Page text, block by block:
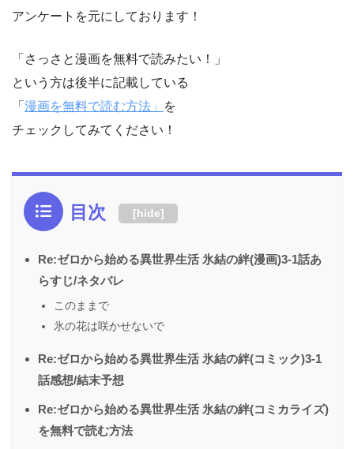
アンケートを元にしております！
「さっさと漫画を無料で読みたい！」
という方は後半に記載している
「 漫画を無料で読む方法」
を
チェックしてみてください！
目次 [hide]
Re:ゼロから始める異世界生活 氷結の絆(漫画)3-1話あ
らすじ/ネタバレ
このままで
氷の花は咲かせないで
Re:ゼロから始める異世界生活 氷結の絆(コミック)3-1
話感想/結末予想
Re:ゼロから始める異世界生活 氷結の絆(コミカライズ)
を無料で読む方法